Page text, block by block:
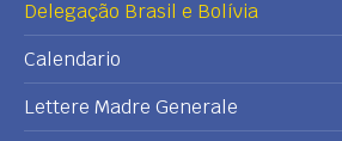
Delegação Brasil e Bolívia
Calendario
Lettere Madre Generale